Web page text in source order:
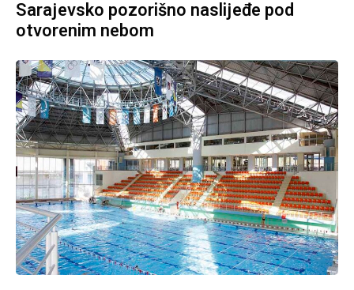
Sarajevsko pozorišno naslijeđe pod
otvorenim nebom